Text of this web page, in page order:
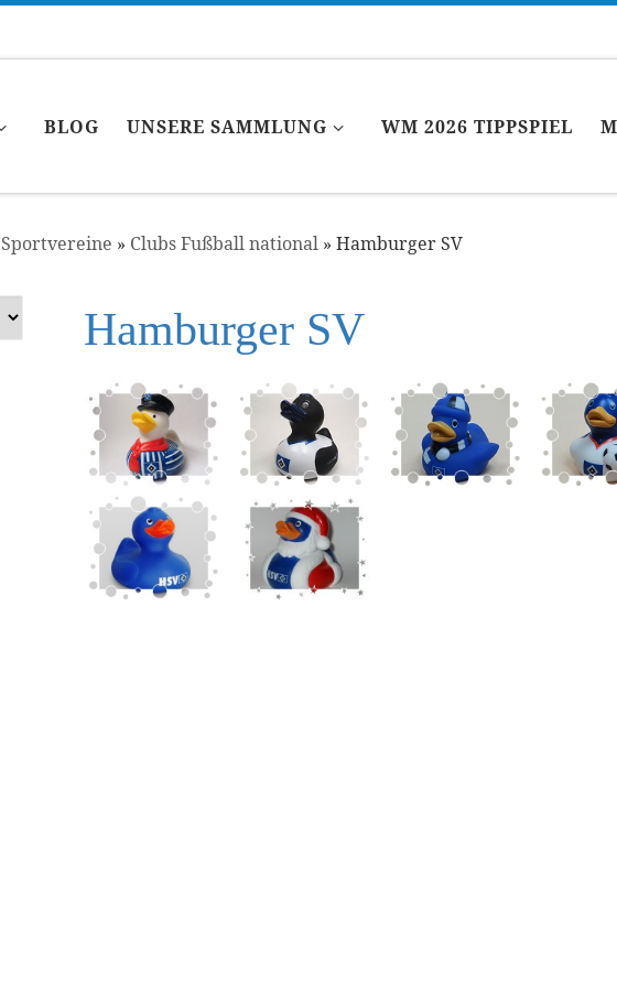
BLOG UNSERE SAMMLUNG WM 2026 TIPPSPIEL
Sportvereine » Clubs Fußball national » Hamburger SV
Hamburger SV